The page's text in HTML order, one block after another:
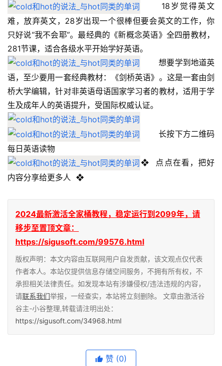
18岁觉得英文
难，放弃英文，28岁出现一个很棒但要会英文的工作，你
只好说“我不会耶”。最经典的《新概念英语》全四册教材，
281节课，适合各级水平开始学好英语。
想要学到地道英
语，至少要用一套经典教材：《剑桥英语》。这是一套由剑
桥大学编辑，针对非英语母语国家学习者的教材，适用于学
生及成年人的英语提升，受国际权威认证。
长按下方二维码
每日英语读物
❖  点点在看，把好
内容分享给更多人  ❖
2024最新激活全家桶教程，稳定运行到2099年，请
移步至置顶文章：
https://sigusoft.com/99576.html
版权声明：本文内容由互联网用户自发贡献，该文观点仅代表
作者本人。本站仅提供信息存储空间服务，不拥有所有权，不
承担相关法律责任。如发现本站有涉嫌侵权/违法违规的内容，
请联系我们举报，一经查实，本站将立刻删除。 文章由激活谷
谷主-小谷整理,转载请注明出处：
https://sigusoft.com/34968.html
赞 (0)